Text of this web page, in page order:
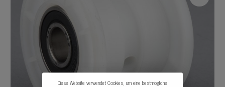
Diese Website verwendet Cookies, um eine bestmögliche